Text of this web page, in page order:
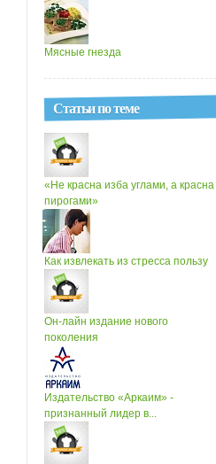
Мясные гнезда
Статьи по теме
«Не красна изба углами, а красна
пирогами»
Как извлекать из стресса пользу
Он-лайн издание нового
поколения
Издательство «Аркаим» -
признанный лидер в...